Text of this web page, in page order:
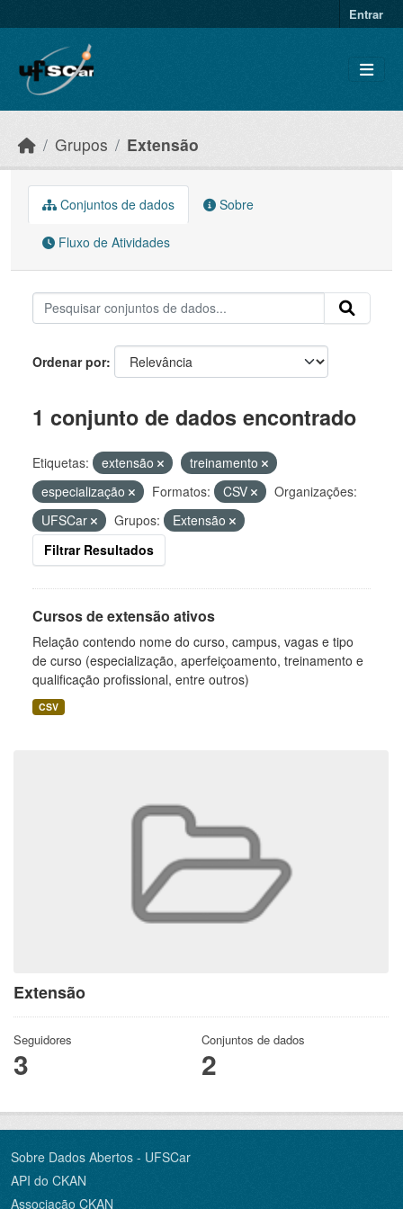
Entrar
Grupos Extensão
Extensão
Seguidores
3
Conjuntos de dados
2
Conjuntos de dados Sobre
Fluxo de Atividades
Ordenar por
1 conjunto de dados encontrado
Etiquetas: extensão
treinamento
especialização
Formatos: CSV
Organizações:
UFSCar
Grupos:
Extensão
Filtrar Resultados
Cursos de extensão ativos
Relação contendo nome do curso, campus, vagas e tipo
de curso (especialização, aperfeiçoamento, treinamento e
qualificação profissional, entre outros)
CSV
Sobre Dados Abertos - UFSCar
API do CKAN
Associação CKAN